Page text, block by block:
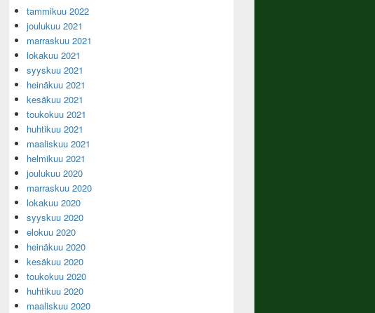
tammikuu 2022
joulukuu 2021
marraskuu 2021
lokakuu 2021
syyskuu 2021
heinäkuu 2021
kesäkuu 2021
toukokuu 2021
huhtikuu 2021
maaliskuu 2021
helmikuu 2021
joulukuu 2020
marraskuu 2020
lokakuu 2020
syyskuu 2020
elokuu 2020
heinäkuu 2020
kesäkuu 2020
toukokuu 2020
huhtikuu 2020
maaliskuu 2020